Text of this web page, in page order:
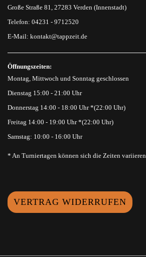
Große Straße 81, 27283 Verden (Innenstadt)
Telefon: 04231 - 9712520
E-Mail: kontakt@tappzeit.de
Öffnungszeiten:
Montag, Mittwoch und Sonntag geschlossen
Dienstag 15:00 - 21:00 Uhr
Donnerstag 14:00 - 18:00 Uhr *(22:00 Uhr)
Freitag 14:00 - 19:00 Uhr *(22:00 Uhr)
Samstag: 10:00 - 16:00 Uhr
* An Turniertagen können sich die Zeiten variieren
VERTRAG WIDERRUFEN